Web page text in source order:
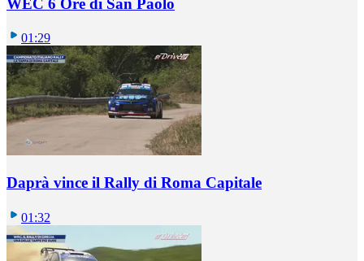
WEC 6 Ore di San Paolo
01:29
Daprà vince il Rally di Roma Capitale
01:32